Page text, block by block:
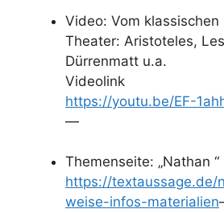
Video: Vom
Theater: Aristoteles,
Dürrenmatt u.a.
Videolink
https://youtu.be/EF-
—
Themenseite: „Nathan “
https://textaussage.de/
weise-infos-materialien